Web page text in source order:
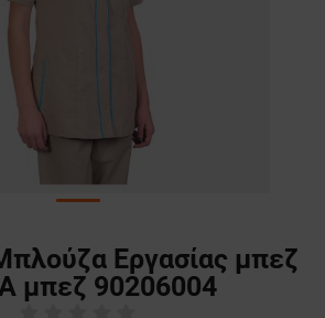
Εργασίας μπεζ
μπεζ 90206004